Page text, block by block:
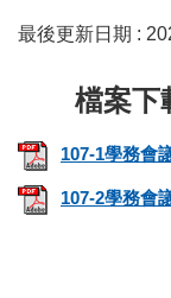
最後更新日期 :
107-1學務會
107-2學務會